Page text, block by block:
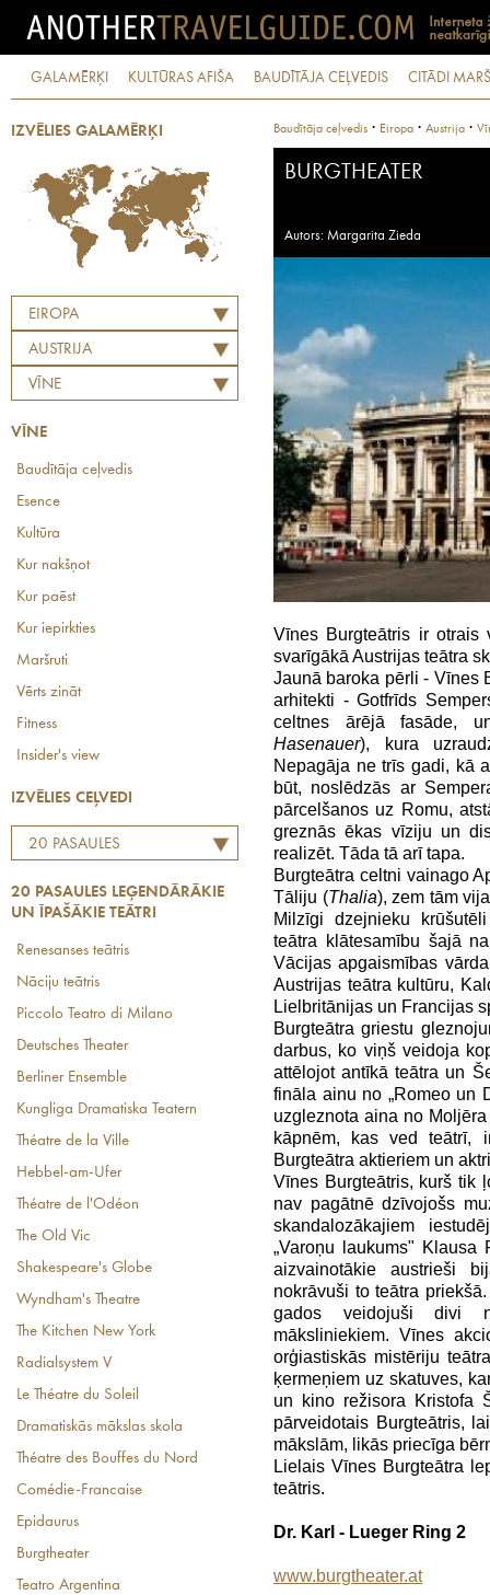
GALAMĒRĶI KULTŪRAS AFIŠA BAUDĪTĀJA CEĻVEDIS CITĀDI
IZVĒLIES GALAMĒRĶI
EIROPA
AUSTRIJA
VĪNE
VĪNE
Baudītāja ceļvedis
Esence
Kultūra
Kur nakšņot
Kur paēst
Kur iepirkties
Maršruti
Vērts zināt
Fitness
Insider's view
IZVĒLIES CEĻVEDI
20 PASAULES
ĪPAŠĀKIE TEĀTRI
20 PASAULES LEĢENDĀRĀKIE
UN ĪPAŠĀKIE TEĀTRI
Renesanses teātris
Nāciju teātris
Piccolo Teatro di Milano
Deutsches Theater
Berliner Ensemble
Kungliga Dramatiska Teatern
Théatre de la Ville
Hebbel-am-Ufer
Théatre de l'Odéon
The Old Vic
Shakespeare's Globe
Wyndham's Theatre
The Kitchen New York
Radialsystem V
Le Théatre du Soleil
Dramatiskās mākslas skola
Théatre des Bouffes du Nord
Comédie-Francaise
Epidaurus
Burgtheater
Teatro Argentina
Baudītāja ceļvedis · Eiropa · Austrija ·
BURGTHEATER
Autors: Margarita Zieda
Vīnes Burgteātris ir otrais
svarīgākā Austrijas teātra
Jaunā baroka pērli - Vīnes
arhitekti - Gotfrīds
celtnes ārējā fasāde,
Hasenauer), kura
Nepagāja ne trīs gadi, kā
būt, noslēdzās ar
pārcelšanos uz Romu,
greznās ēkas vīziju un
realizēt. Tāda tā arī tapa.
Burgteātra celtni vainago
Tāliju (Thalia), zem tām
Milzīgi dzejnieku
teātra klātesamību šajā
Vācijas apgaismības
Austrijas teātra kultūru,
Lielbritānijas un Francijas
Burgteātra griestu
darbus, ko viņš veidoja
attēlojot antīkā teātra un
fināla ainu no „Romeo un
uzgleznota aina no
kāpnēm, kas ved teātrī,
Burgteātra aktieriem un
Vīnes Burgteātris, kurš tik
nav pagātnē dzīvojošs
skandalozākajiem
„Varoņu laukums" Klausa
aizvainotākie austrieši
nokrāvuši to teātra
gados veidojuši divi
māksliniekiem. Vīnes
orģiastiskās mistēriju
ķermeņiem uz skatuves,
un kino režisora Kristofa
pārveidotais Burgteātris,
mākslām, likās priecīga
Lielais Vīnes Burgteātra
teātris.
Dr. Karl - Lueger Ring 2
www.burgtheater.at